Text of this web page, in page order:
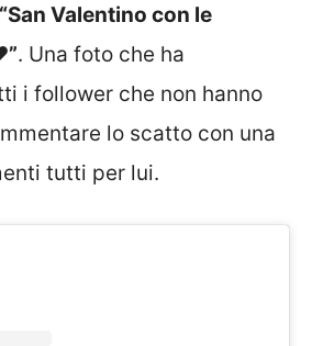
“San Valentino con le
. Una foto che ha
i follower che non hanno
lo scatto con una
tutti per lui.